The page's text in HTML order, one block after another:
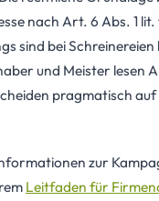
nach Art. 6 Abs. 1 lit.
sind bei
und Meister lesen
pragmatisch
zur
Leitfaden für